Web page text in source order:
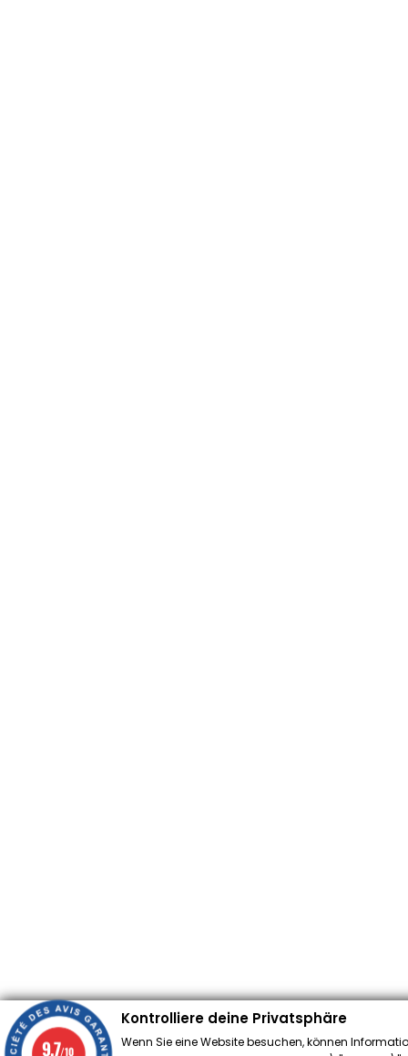
Kontrolliere deine Privatsphäre
Wenn Sie eine Website besuchen, können
9.7/10